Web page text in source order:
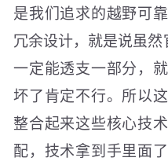
是我们追求的越野可
冗余设计，就是说虽
一定能透支一部分，
坏了肯定不行。所以
整合起来这些核心技
配，技术拿到手里面